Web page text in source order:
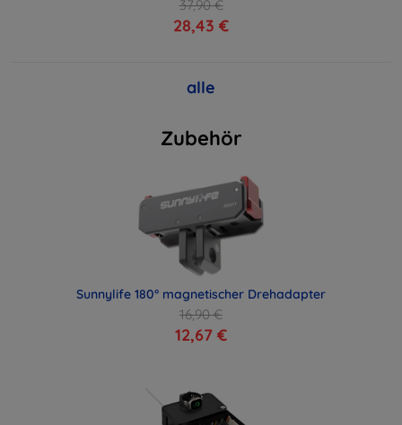
37,90 €
28,43 €
alle
Zubehör
Sunnylife 180° magnetischer Drehadapter
16,90 €
12,67 €